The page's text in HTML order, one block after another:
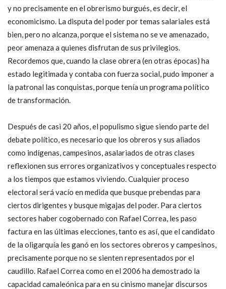
y no precisamente en el obrerismo burgués, es decir, el
economicismo. La disputa del poder por temas salariales está
bien, pero no alcanza, porque el sistema no se ve amenazado,
peor amenaza a quienes disfrutan de sus privilegios.
Recordemos que, cuando la clase obrera (en otras épocas) ha
estado legitimada y contaba con fuerza social, pudo imponer a
la patronal las conquistas, porque tenía un programa político
de transformación.
Después de casi 20 años, el populismo sigue siendo parte del
debate político, es necesario que los obreros y sus aliados
como indígenas, campesinos, asalariados de otras clases
reflexionen sus errores organizativos y conceptuales respecto
a los tiempos que estamos viviendo. Cualquier proceso
electoral será vacío en medida que busque prebendas para
ciertos dirigentes y busque migajas del poder. Para ciertos
sectores haber cogobernado con Rafael Correa, les paso
factura en las últimas elecciones, tanto es así, que el candidato
de la oligarquía les ganó en los sectores obreros y campesinos,
precisamente porque no se sienten representados por el
caudillo. Rafael Correa como en el 2006 ha demostrado la
capacidad camaleónica para en su cinismo manejar discursos